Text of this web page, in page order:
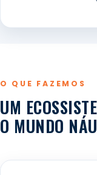
O QUE FAZEMOS
UM
O MUNDO